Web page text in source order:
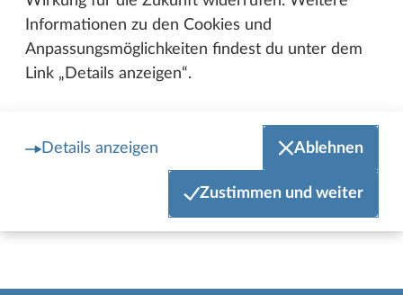
Informationen zu den Cookies und
Anpassungsmöglichkeiten findest du unter dem
Link „Details anzeigen“.
Details anzeigen Ablehnen
Zustimmen und weiter
Annecy wird auch Venedig der Alpen genannt. Durch die
zahlreichen Kanäle der Stadt fließt das blaugrüne Wasser
der Gebirgsflüsse zum See.